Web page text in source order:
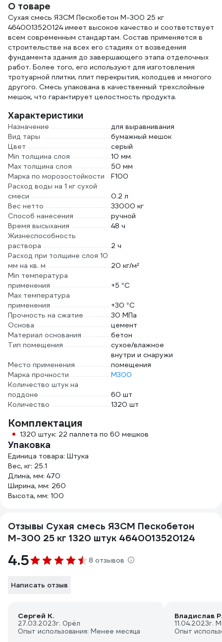
О товаре
Сухая смесь ЯЗСМ Пескобетон М-300 25 кг
4640013520124 имеет высокое качество и соответствует
всем современным стандартам. Состав применяется в
строительстве на всех его стадиях от возведения
фундамента здания до завершающего этапа отделочных
работ. Более того, его используют для изготовления
тротуарной плитки, плит перекрытия, колодцев и многого
другого. Смесь упакована в качественный трехслойные
мешок, что гарантирует целостность продукта.
Характеристики
Назначение
для выравнивания
Вид тары
бумажный мешок
Цвет
серый
Min толщина слоя
10 мм
Max толщина слоя
50 мм
Марка по морозостойкости
F100
Расход воды на 1 кг сухой
смеси
0.2 л
Вес нетто
33000 кг
Способ нанесения
ручной
Время высыхания
48 ч
Жизнеспособность
раствора
2 ч
Расход при толщине слоя 10
мм на кв. м
20 кг/м²
Min температура
применения
+5 °С
Max температура
применения
+30 °С
Прочность на сжатие
30 МПа
Основа
цемент
Материал основания
бетон
Тип помещения
сухое/влажное
Место применения
внутри и снаружи
помещения
Марка прочности
М300
Количество штук на
поддоне
60 шт
Количество
1320 шт
Комплектация
1320 штук: 22 паллета по 60 мешков
Упаковка
Единица товара: Штука
Вес, кг: 25.1
Длина, мм: 470
Ширина, мм: 260
Высота, мм: 100
Отзывы Сухая смесь ЯЗСМ Пескобетон
М-300 25 кг 1320 штук 4640013520124
4.5 8 отзывов
Написать отзыв
Сергей К.
27.03.2023г. Орёл
Опыт использования: Менее месяца
Владислав Р.
11.04.2023г.
Опыт